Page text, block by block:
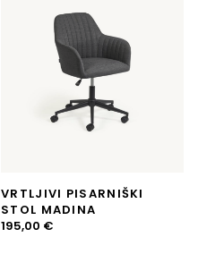
VRTLJIVI PISARNIŠKI
STOL MADINA
195,00 €